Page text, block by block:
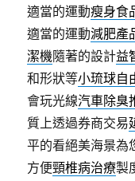
適當的運動瘦身食
適當的運動減肥產
潔機隨著的設計益
和形狀等小琉球自
會玩光線汽車除臭
質上透過券商交易
平的看絕美海景為
方便頸椎病治療製